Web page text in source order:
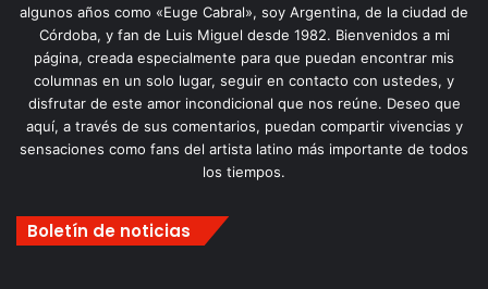
algunos años como «Euge Cabral», soy Argentina, de la ciudad de
Córdoba, y fan de Luis Miguel desde 1982. Bienvenidos a mi
página, creada especialmente para que puedan encontrar mis
columnas en un solo lugar, seguir en contacto con ustedes, y
disfrutar de este amor incondicional que nos reúne. Deseo que
aquí, a través de sus comentarios, puedan compartir vivencias y
sensaciones como fans del artista latino más importante de todos
los tiempos.
Boletín de noticias